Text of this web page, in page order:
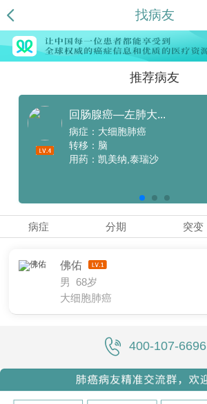
找病友
推荐病友
回肠腺癌—左肺大...
病症：大细胞肺癌
转移：脑
用药：凯美纳,泰瑞沙
病症 分期 突变
佛佑
男 68岁
大细胞肺癌
400-107-6696